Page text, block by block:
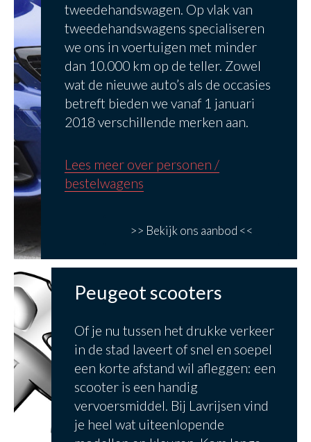
tweedehandswagen. Op vlak van
tweedehandswagens specialiseren
we ons in voertuigen met minder
dan 10.000 km op de teller. Zowel
wat de nieuwe auto’s als de occasies
betreft bieden we vanaf 1 januari
2018 verschillende merken aan.
Lees meer over personen /
bestelwagens
>> Bekijk ons aanbod <<
Peugeot scooters
Of je nu tussen het drukke verkeer
in de stad laveert of snel en soepel
een korte afstand wil afleggen: een
scooter is een handig
vervoersmiddel. Bij Lavrijsen vind
je heel wat uiteenlopende